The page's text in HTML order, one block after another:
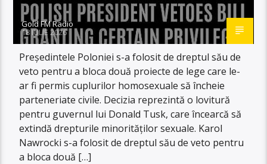
Gold FM Radio
18 IULIE 2026
Președintele Poloniei s-a folosit de dreptul său de
veto pentru a bloca două proiecte de lege care le-
ar fi permis cuplurilor homosexuale să încheie
parteneriate civile. Decizia reprezintă o lovitură
pentru guvernul lui Donald Tusk, care încearcă să
extindă drepturile minorităților sexuale. Karol
Nawrocki s-a folosit de dreptul său de veto pentru
a bloca două […]